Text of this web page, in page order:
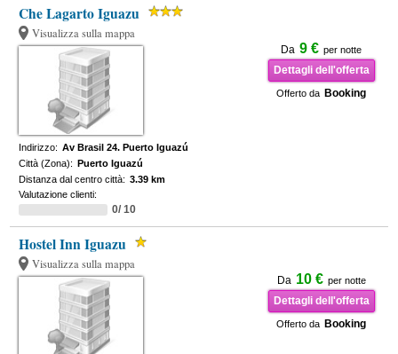
Che Lagarto Iguazu
Visualizza sulla mappa
Da 9 € per notte
Dettagli dell'offerta
Offerto da Booking
Indirizzo: Av Brasil 24. Puerto Iguazú
Città (Zona): Puerto Iguazú
Distanza dal centro città: 3.39 km
Valutazione clienti:
0/ 10
Hostel Inn Iguazu
Visualizza sulla mappa
Da 10 € per notte
Dettagli dell'offerta
Offerto da Booking